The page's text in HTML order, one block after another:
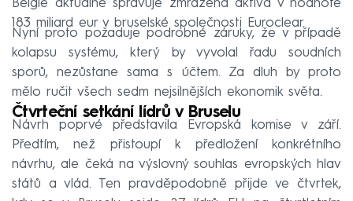
Belgie aktuálně spravuje zmrazená aktiva v hodnotě
183 miliard eur v bruselské společnosti Euroclear.
Nyní proto požaduje podrobné záruky, že v případě
kolapsu systému, který by vyvolal řadu soudních
sporů, nezůstane sama s účtem. Za dluh by proto
mělo ručit všech sedm nejsilnějších ekonomik světa.
Čtvrteční setkání lídrů v Bruselu
Návrh poprvé představila Evropská komise v září.
Předtím, než přistoupí k předložení konkrétního
návrhu, ale čeká na výslovný souhlas evropských hlav
států a vlád. Ten pravděpodobně přijde ve čtvrtek,